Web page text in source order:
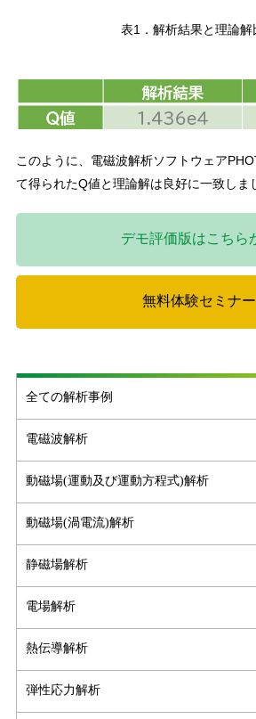
表1．解析結果と理論解
このように、電磁波解析ソフトウェア
て得られたQ値と理論解は良好に一致しま
デモ評価版はこちら
無料体験セミナー
全ての解析事例
電磁波解析
動磁場(運動及び運動方程式)解析
動磁場(渦電流)解析
静磁場解析
電場解析
熱伝導解析
弾性応力解析